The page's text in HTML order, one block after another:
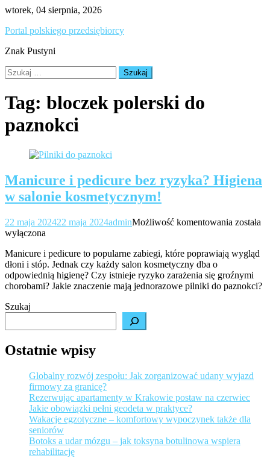
Skip
content
wtorek, 04 sierpnia, 2026
Portal polskiego przedsiębiorcy
Znak Pustyni
Szukaj:
Tag: bloczek polerski do
paznokci
Manicure i pedicure bez ryzyka? Higiena
w salonie kosmetycznym!
22 maja 202422 maja 2024adminMożliwość komentowania Manicure
bez
Higiena
w
została
wyłączona
Manicure i pedicure to popularne zabiegi, które poprawiają wygląd
dłoni i stóp. Jednak czy każdy salon kosmetyczny dba o
odpowiednią higienę? Czy istnieje ryzyko zarażenia się groźnymi
chorobami? Jakie znaczenie mają jednorazowe pilniki do paznokci?
Szukaj
Ostatnie wpisy
Globalny rozwój zespołu: Jak zorganizować udany wyjazd
firmowy za granicę?
Rezerwując apartamenty w Krakowie postaw na czerwiec
Jakie obowiązki pełni geodeta w praktyce?
Wakacje egzotyczne – komfortowy wypoczynek także dla
seniorów
Botoks a udar mózgu – jak toksyna botulinowa wspiera
rehabilitację